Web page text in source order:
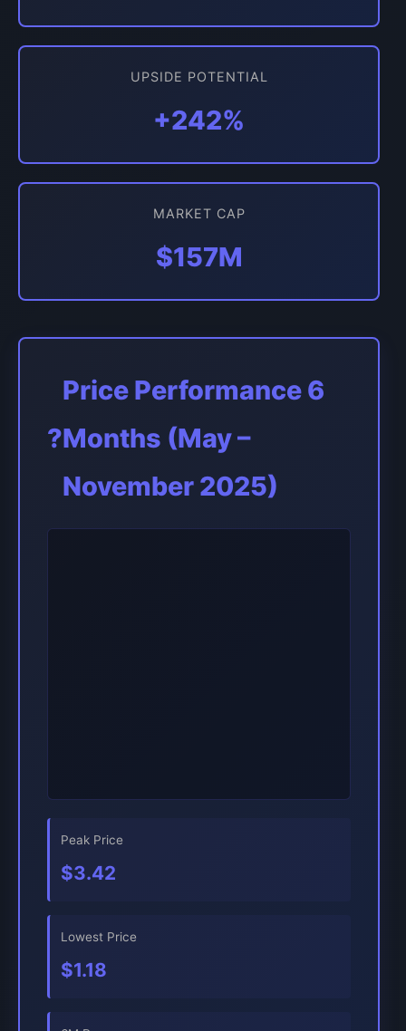
UPSIDE POTENTIAL
+242%
MARKET CAP
$157M
?
Price Performance 6
Months (May –
November 2025)
Peak Price
$3.42
Lowest Price
$1.18